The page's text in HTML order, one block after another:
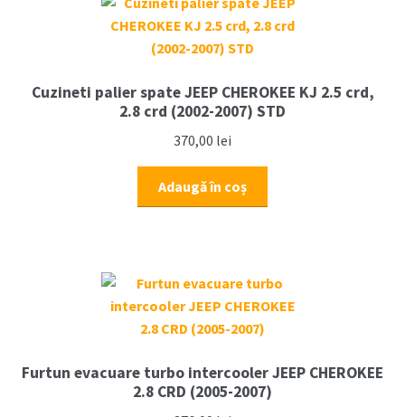
Cuzineti palier spate JEEP CHEROKEE KJ 2.5 crd,
2.8 crd (2002-2007) STD
370,00 lei
Adaugă în coș
Furtun evacuare turbo intercooler JEEP CHEROKEE
2.8 CRD (2005-2007)